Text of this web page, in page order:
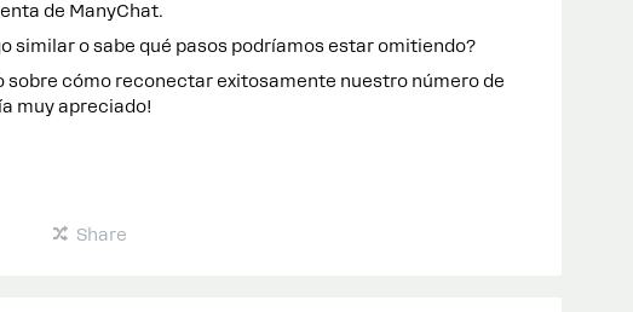
de ManyChat.
similar o sabe qué pasos podríamos estar omitiendo?
sobre cómo reconectar exitosamente nuestro número de
muy apreciado!
Share